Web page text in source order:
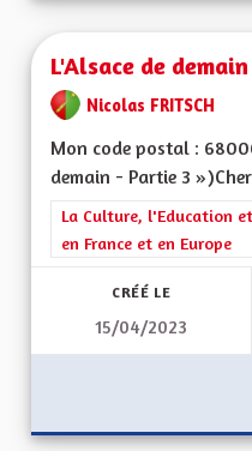
L'Alsace de
Nicolas FRITSCH
Mon code postal :
demain - Partie 3
Filtrer les résultats de la
La Culture, l'Education
en France et en Europe
CRÉÉ LE
15/04/2023